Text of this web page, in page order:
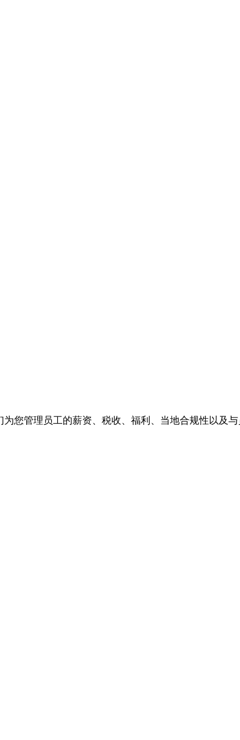
您管理员工的薪资、税收、福利、当地合规性以及